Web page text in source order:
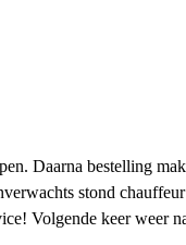
Daarna bestelling
stond
Volgende keer weer